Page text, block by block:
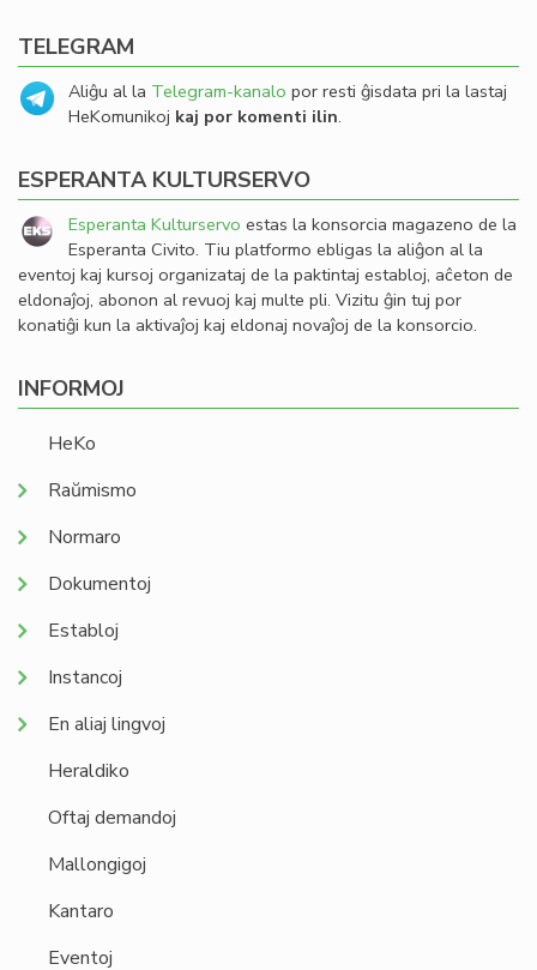
TELEGRAM
Aliĝu al la Telegram-kanalo por resti ĝisdata pri la lastaj
HeKomunikoj kaj por komenti ilin.
ESPERANTA KULTURSERVO
Esperanta Kulturservo estas la konsorcia magazeno de la
Esperanta Civito. Tiu platformo ebligas la aliĝon al la
eventoj kaj kursoj organizataj de la paktintaj establoj, aĉeton de
eldonaĵoj, abonon al revuoj kaj multe pli. Vizitu ĝin tuj por
konatiĝi kun la aktivaĵoj kaj eldonaj novaĵoj de la konsorcio.
INFORMOJ
HeKo
Raŭmismo
Normaro
Dokumentoj
Establoj
Instancoj
En aliaj lingvoj
Heraldiko
Oftaj demandoj
Mallongigoj
Kantaro
Eventoj